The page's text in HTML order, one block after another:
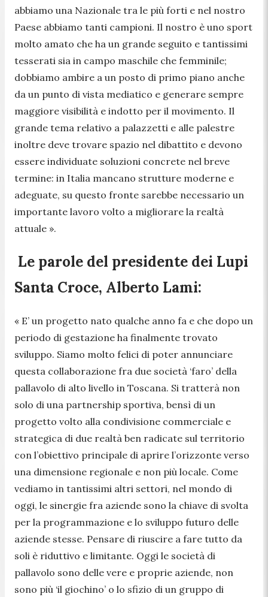
abbiamo una Nazionale tra le più forti e nel nostro
Paese abbiamo tanti campioni. Il nostro è uno sport
molto amato che ha un grande seguito e tantissimi
tesserati sia in campo maschile che femminile;
dobbiamo ambire a un posto di primo piano anche
da un punto di vista mediatico e generare sempre
maggiore visibilità e indotto per il movimento. Il
grande tema relativo a palazzetti e alle palestre
inoltre deve trovare spazio nel dibattito e devono
essere individuate soluzioni concrete nel breve
termine: in Italia mancano strutture moderne e
adeguate, su questo fronte sarebbe necessario un
importante lavoro volto a migliorare la realtà
attuale ».
Le parole del presidente dei Lupi
Santa Croce, Alberto Lami:
« E’ un progetto nato qualche anno fa e che dopo un
periodo di gestazione ha finalmente trovato
sviluppo. Siamo molto felici di poter annunciare
questa collaborazione fra due società ‘faro’ della
pallavolo di alto livello in Toscana. Si tratterà non
solo di una partnership sportiva, bensì di un
progetto volto alla condivisione commerciale e
strategica di due realtà ben radicate sul territorio
con l’obiettivo principale di aprire l’orizzonte verso
una dimensione regionale e non più locale. Come
vediamo in tantissimi altri settori, nel mondo di
oggi, le sinergie fra aziende sono la chiave di svolta
per la programmazione e lo sviluppo futuro delle
aziende stesse. Pensare di riuscire a fare tutto da
soli è riduttivo e limitante. Oggi le società di
pallavolo sono delle vere e proprie aziende, non
sono più ‘il giochino’ o lo sfizio di un gruppo di